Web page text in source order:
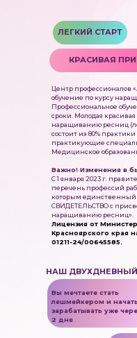
НАШ
Вы мечтаете стать
лешмейкером и начать
зарабатывать уже
2 дня
Центр профессионалов
обучение по курсу
Профессиональное
сроки. Молодая
наращиванию ресниц
состоит из 80%
практикующие
Медицинское
Важно! Изменения в
С 1 января 2023 г.
перечень профессий
которым единственный
СВИДЕТЕЛЬСТВО с
наращиванию ресниц».
Лицензия от
Красноярского края
01211-24/00645585.
ЛЕГКИЙ СТАРТ
КРАСИВАЯ